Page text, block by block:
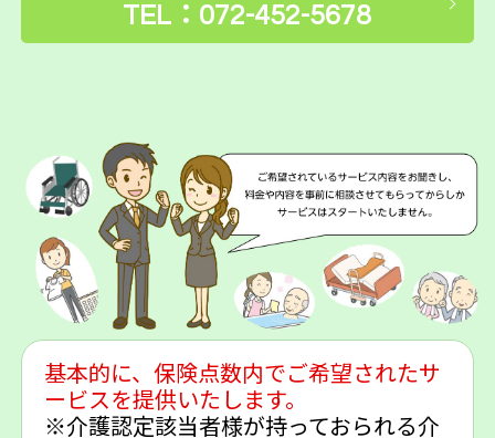
TEL：072-452-5678
基本的に、保険点数内でご希望されたサ
ービスを提供いたします。
※介護認定該当者様が持っておられる介